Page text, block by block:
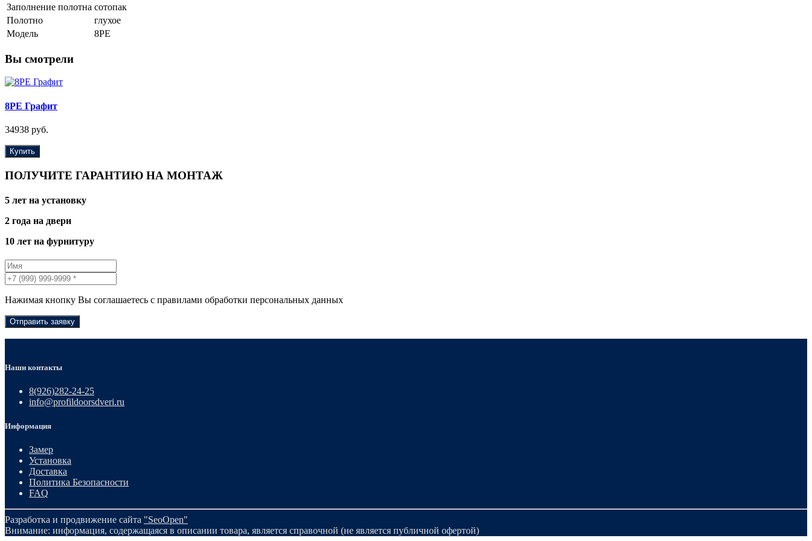
Заполнение полотна сотопак
Полотно
глухое
Модель
8PE
Вы смотрели
8PE Графит
34938 руб.
Купить
ПОЛУЧИТЕ ГАРАНТИЮ НА МОНТАЖ
5 лет на установку
2 года на двери
10 лет на фурнитуру
Нажимая кнопку Вы соглашаетесь с правилами обработки персональных данных
Отправить заявку
Наши контакты
8(926)282-24-25
info@profildoorsdveri.ru
Информация
Замер
Установка
Доставка
Политика Безопасности
FAQ
Разработка и продвижение сайта "SeoOpen"
Внимание: информация, содержащаяся в описании товара, является справочной (не является публичной офертой)